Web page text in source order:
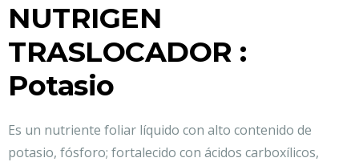
NUTRIGEN
TRASLOCADOR :
Potasio
Es un nutriente foliar líquido con alto contenido de
potasio, fósforo; fortalecido con ácidos carboxílicos,